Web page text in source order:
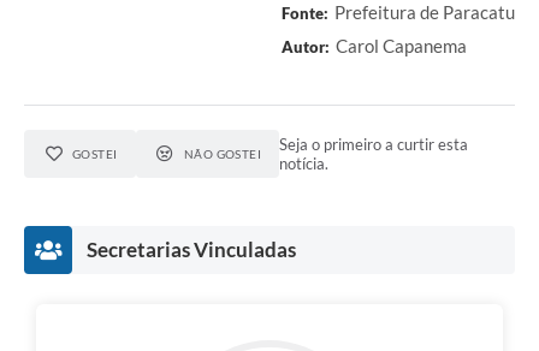
Fonte: Prefeitura de Paracatu
Autor: Carol Capanema
GOSTEI NÃO GOSTEI
Seja o primeiro a curtir esta
notícia.
Secretarias Vinculadas